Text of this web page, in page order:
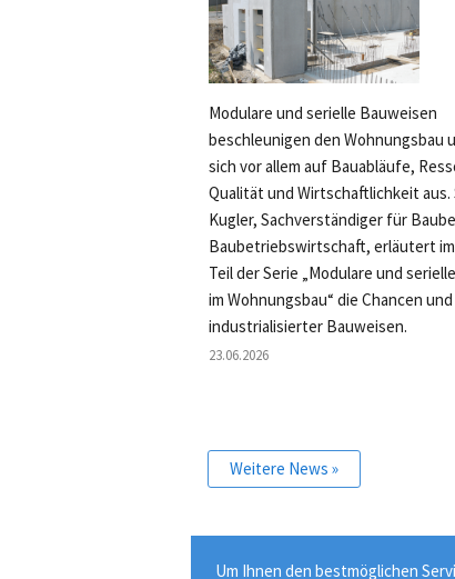
Modulare und serielle Bauweisen
beschleunigen den Wohnungsbau
sich vor allem auf Bauabläufe,
Qualität und Wirtschaftlichkeit aus.
Kugler, Sachverständiger für
Baubetriebswirtschaft, erläutert
Teil der Serie „Modulare und
im Wohnungsbau“ die Chancen
industrialisierter Bauweisen.
23.06.2026
Weitere News »
Um Ihnen den bestmöglichen